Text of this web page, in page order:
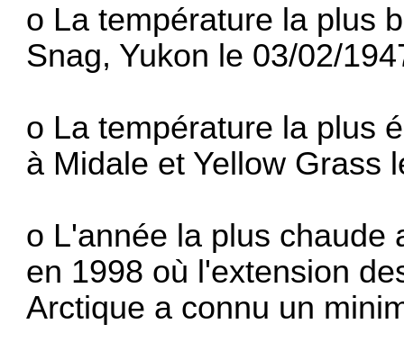
o La température la plus
Snag, Yukon le 03/02/
o La température la plus
à Midale et Yellow Grass
o L'année la plus chaude
en 1998 où l'extension
Arctique a connu un